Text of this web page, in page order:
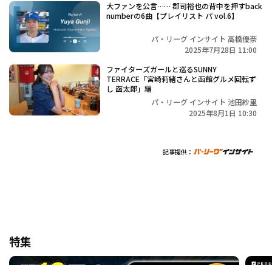
大ファンを公言…… 郡司裕也の背中を押すback
numberの6曲【プレイリスト パ vol.6】
パ・リーグ インサイト 高橋優奈
2025年7月28日 11:00
ファイターズガールと巡るSUNNY
TERRACE「宮崎莉緒さんと函館グルメ回転ず
し 函太郎」編
パ・リーグ インサイト 池田紗里
2025年8月1日 10:30
記事提供：
特集